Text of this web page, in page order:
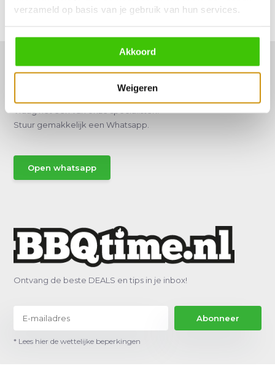
verzameld op basis van je gebruik van hun services.
Akkoord
Weigeren
Hulp of advies nodig?
Stuur gemakkelijk een Whatsapp.
Open whatsapp
Ontvang de beste DEALS en tips in je inbox!
Abonneer
* Lees hier de wettelijke beperkingen